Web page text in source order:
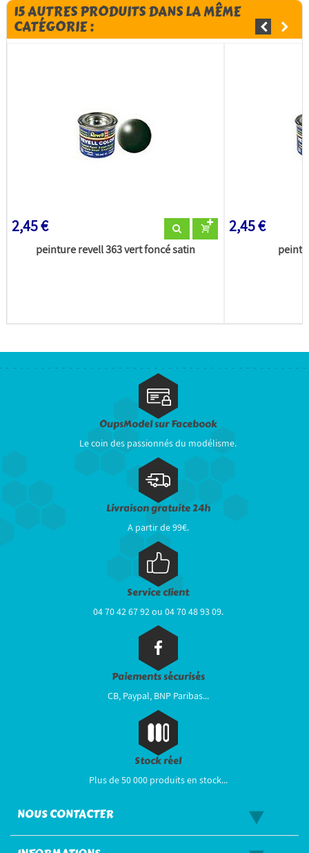
15 AUTRES PRODUITS DANS LA MÊME
CATÉGORIE :
2,45 €
peinture revell 363 vert foncé satin
2,45 €
OupsModel sur Facebook
Le coin des passionnés du modélisme.
Livraison gratuite 24h
A partir de 99€.
Service client
04 70 42 67 92 ou 04 70 48 93 09.
Paiements sécurisés
CB, Paypal, BNP Paribas...
Stock réel
Plus de 50 000 produits en stock...
NOUS CONTACTER